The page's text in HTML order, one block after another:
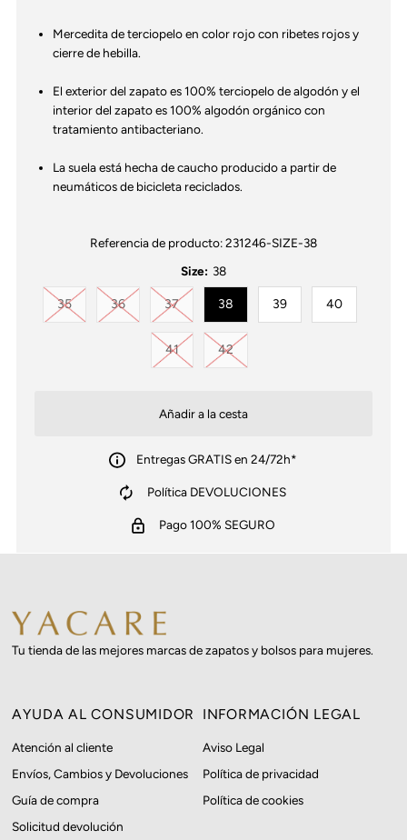
Mercedita de terciopelo en color rojo con ribetes rojos y
cierre de hebilla.
El exterior del zapato es 100% terciopelo de algodón y el
interior del zapato es 100% algodón orgánico con
tratamiento antibacteriano.
La suela está hecha de caucho producido a partir de
neumáticos de bicicleta reciclados.
Referencia de producto:231246-SIZE-38
Size: 38
35Variante agotada o no disponible
36Variante agotada o no disponible
37Variante agotada o no disponible
38 39 40
41Variante agotada o no disponible
42Variante agotada o no
Entregas GRATIS en 24/72h*
Política DEVOLUCIONES
Pago 100% SEGURO
Tu tienda de las mejores marcas de zapatos y bolsos para mujeres.
AYUDA AL CONSUMIDOR
Atención al cliente
Envíos, Cambios y Devoluciones
Guía de compra
Solicitud devolución
INFORMACIÓN LEGAL
Aviso Legal
Política de privacidad
Política de cookies